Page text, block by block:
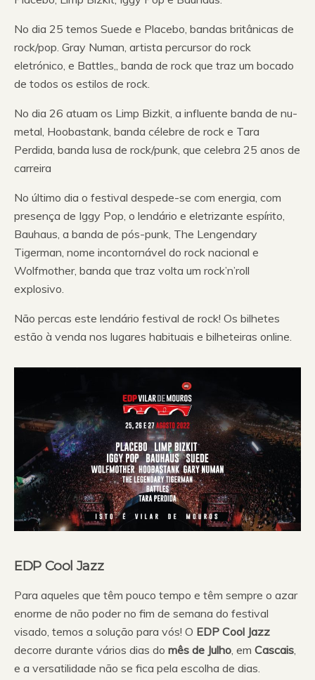
No dia 25 temos Suede e Placebo, bandas britânicas de
rock/pop. Gray Numan, artista percursor do rock
eletrónico, e Battles,, banda de rock que traz um bocado
de todos os estilos de rock.
No dia 26 atuam os Limp Bizkit, a influente banda de nu-
metal, Hoobastank, banda célebre de rock e Tara
Perdida, banda lusa de rock/punk, que celebra 25 anos de
carreira
No último dia o festival despede-se com energia, com
presença de Iggy Pop, o lendário e eletrizante espírito,
Bauhaus, a banda de pós-punk, The Lengendary
Tigerman, nome incontornável do rock nacional e
Wolfmother, banda que traz volta um rock’n’roll
explosivo.
Não percas este lendário festival de rock! Os bilhetes
estão à venda nos lugares habituais e bilheteiras online.
EDP Cool Jazz
Para aqueles que têm pouco tempo e têm sempre o azar
enorme de não poder no fim de semana do festival
visado, temos a solução para vós! O EDP Cool Jazz
decorre durante vários dias do mês de Julho, em Cascais,
e a versatilidade não se fica pela escolha de dias.